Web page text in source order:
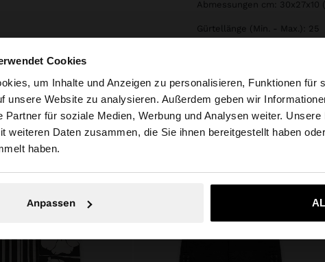
Cookies
um Inhalte und Anzeigen zu personalisieren, Funktionen für
unsere Website zu analysieren. Außerdem geben wir
Partner für soziale Medien, Werbung und Analysen weiter.
weiteren Daten zusammen, die Sie ihnen bereitgestellt haben
haben.
Anpassen
von Deutschland auf die Website zu. Möchten Sie unsere
Nein, bleiben Sie bei Deutschland Ja,
Abmessungen cm: 30x27x10
Gürtellänge (Min. - Max.): 25